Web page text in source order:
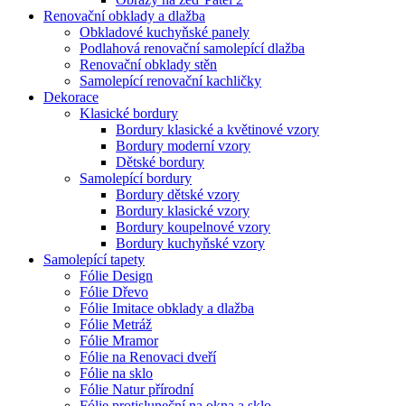
Renovační obklady a dlažba
Obkladové kuchyňské panely
Podlahová renovační samolepící dlažba
Renovační obklady stěn
Samolepící renovační kachličky
Dekorace
Klasické bordury
Bordury klasické a květinové vzory
Bordury moderní vzory
Dětské bordury
Samolepící bordury
Bordury dětské vzory
Bordury klasické vzory
Bordury koupelnové vzory
Bordury kuchyňské vzory
Samolepící tapety
Fólie Design
Fólie Dřevo
Fólie Imitace obklady a dlažba
Fólie Metráž
Fólie Mramor
Fólie na Renovaci dveří
Fólie na sklo
Fólie Natur přírodní